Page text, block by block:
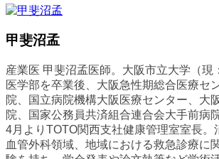
甲斐沼孟
産業医 甲斐沼孟医師。大阪市立大学（現
医学部を卒業後、大阪急性期総合医療セ
院、国立病院機構大阪医療センター、大
院、国家公務員共済組合連合会大手前病
4月よりTOTO関西支社健康管理室室長。
血管外科領域、地域における救急診療に